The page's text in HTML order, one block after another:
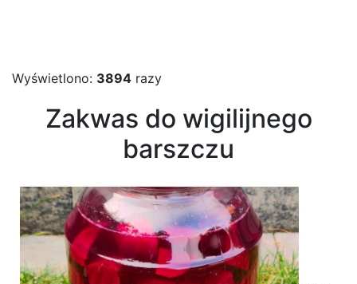
Wyświetlono: 3894 razy
Zakwas do wigilijnego
barszczu